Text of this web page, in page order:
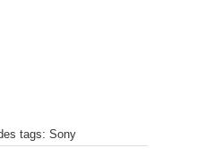
tags: Sony